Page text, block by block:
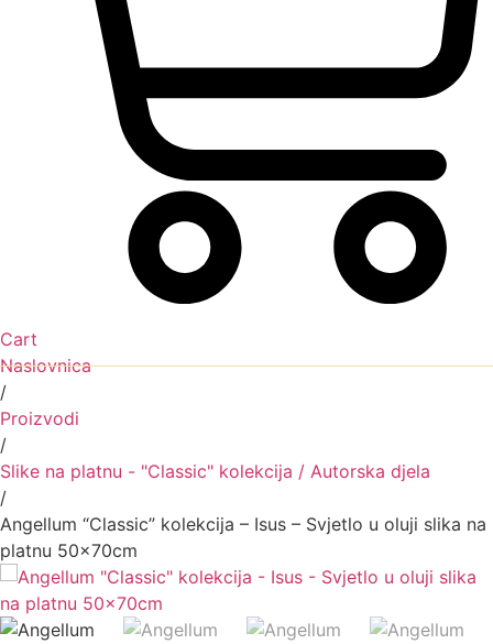
Cart
Naslovnica
/
Proizvodi
/
Slike na platnu - "Classic" kolekcija / Autorska djela
/
Angellum “Classic” kolekcija – Isus – Svjetlo u oluji slika na
platnu 50x70cm